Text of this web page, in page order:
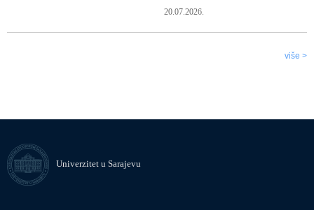
20.07.2026.
više >
Univerzitet u Sarajevu